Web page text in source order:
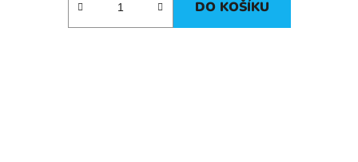
DO KOŠÍKU